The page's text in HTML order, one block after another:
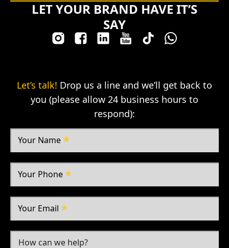
LET YOUR BRAND HAVE IT’S
SAY
Let’s talk! Drop us a line and we’ll get back to
you (please allow 24 business hours to
respond):
Your Name
Your Phone
Your Email